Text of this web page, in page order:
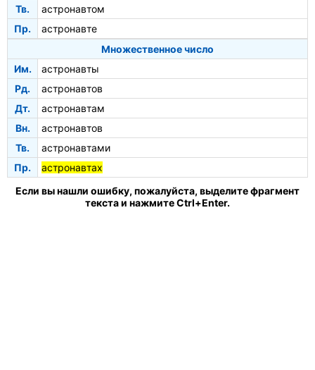
Тв.
астронавтом
Пр.
астронавте
Множественное число
Им.
астронавты
Рд.
астронавтов
Дт.
астронавтам
Вн.
астронавтов
Тв.
астронавтами
Пр.
астронавтах
Если вы нашли ошибку, пожалуйста, выделите фрагмент
текста и нажмите Ctrl+Enter.